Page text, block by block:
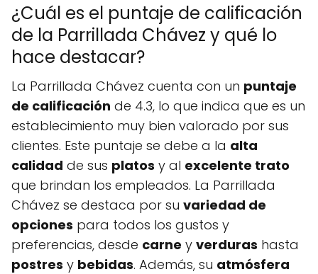
¿Cuál es el puntaje de calificación
de la Parrillada Chávez y qué lo
hace destacar?
La Parrillada Chávez cuenta con un puntaje
de calificación de 4.3, lo que indica que es un
establecimiento muy bien valorado por sus
clientes. Este puntaje se debe a la alta
calidad de sus platos y al excelente trato
que brindan los empleados. La Parrillada
Chávez se destaca por su variedad de
opciones para todos los gustos y
preferencias, desde carne y verduras hasta
postres y bebidas. Además, su atmósfera